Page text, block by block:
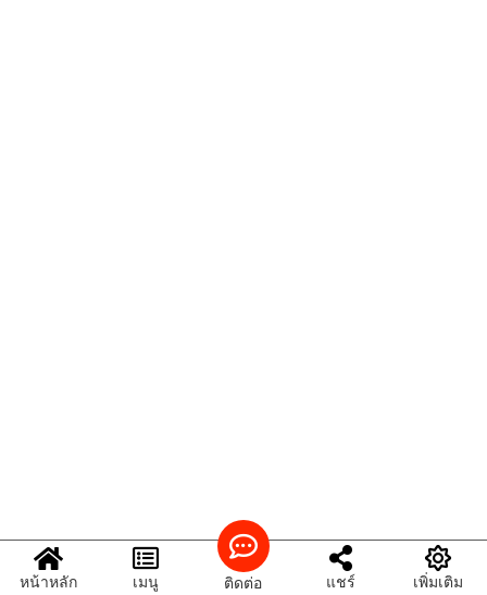
หน้าหลัก เมนู ติดต่อ แชร์ เพิ่มเติม